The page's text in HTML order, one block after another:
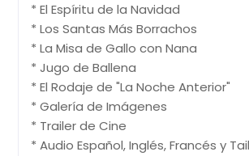
* El Espíritu de la Navidad
* Los Santas Más Borrachos
* La Misa de Gallo con Nana
* Jugo de Ballena
* El Rodaje de "La Noche Anterior"
* Galería de Imágenes
* Trailer de Cine
* Audio Español, Inglés, Francés y